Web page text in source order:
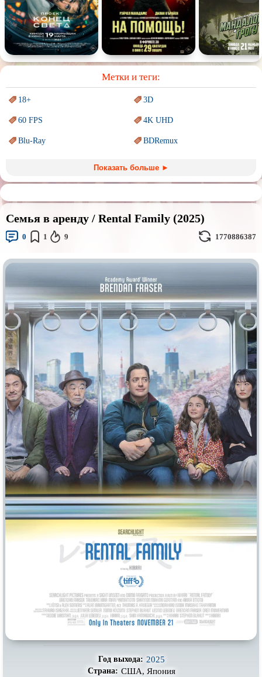
Спектакль Сказка Немое кино Для взрослых
Метки и теги:
18+ 3D
60 FPS 4K UHD
Blu-Ray BDRemux
Sci-Fi (Научнаяфантастика) Trash (трэш) movies
Авангард иСюрреализм Ангелы и Демоны
Аниме Антиутопия
Врачи
Индийское кино Киберпанк
Комикс
Маги и Волшебники Наркотики
Новогодние Основанное нареальных
событиях
Параллельные миры
ПереводГоблина
Перевод Кубик в Кубе Перевод Кураж-Бамбей
Пеплум Подростковаяжестокость
Постапокалипсис Призраки
Про акул Про апокалипсис
Про богов Про богатых
Про вампиров Про ведьм
Про викингов Про выживание
Про гангстеров Про гонки
Про деревню Про динозавров
Про животных
Про корабли и подводные
Про космос
Про маньяков исерийных
Про мафию
Про оборотней
Про подростков
Показать больше ►
Семья в аренду / Rental Family (2025)
0 1 9 1770886387
Год выхода: 2025
Страна: США, Япония